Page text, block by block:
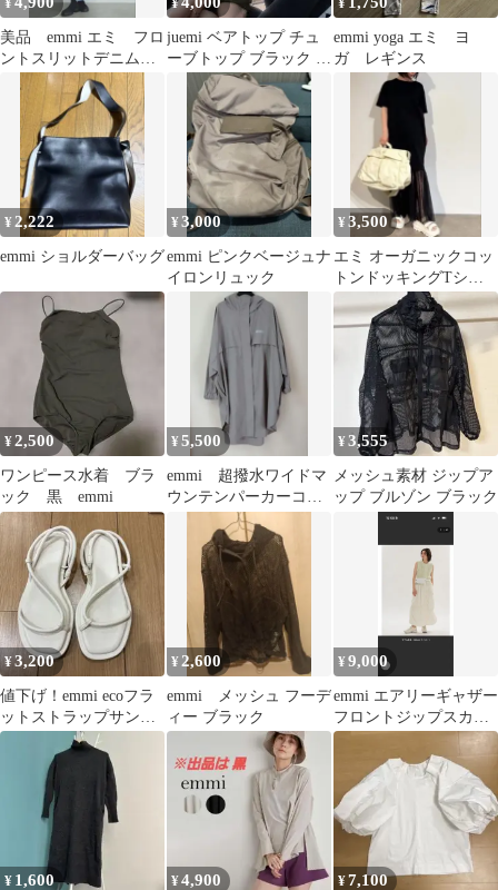
¥
美品 emmi エミ フロ
ントスリットデニムス
カート ライトブルー
¥
juemi ベアトップ チュ
ーブトップ ブラック 総
¥
emmi yoga エミ ヨ
ガ レギンス
¥ 2,222
emmi ショルダーバッグ
¥3,000
emmi ピンクベージュナ
イロンリュック
¥3,500
エミ オーガニックコッ
トンドッキングTシャ
ツワンピース emmi
¥2,500
ワンピース水着 ブラ
ック 黒 emmi
¥5,500
emmi 超撥水ワイドマ
ウンテンパーカーコー
¥3,555
メッシュ素材 ジップア
ップ ブルゾン ブラック
¥3,200
値下げ！emmi ecoフラ
ットストラップサンダ
ル ホワイト 23.5cm
¥ 2,600
emmi メッシュ フーデ
ィー ブラック
¥9,000
emmi エアリーギャザー
フロントジップスカー
ト サイズ0
¥ 1,600 ¥4,900 ¥7,100